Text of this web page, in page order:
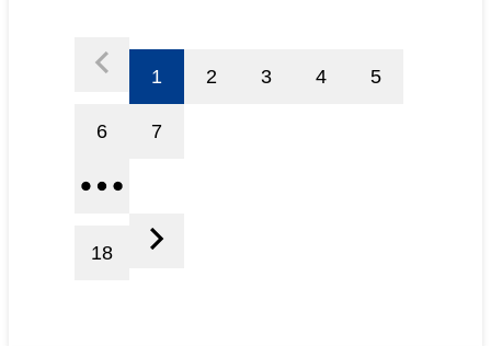
1 2 3 4 5
6 7
18